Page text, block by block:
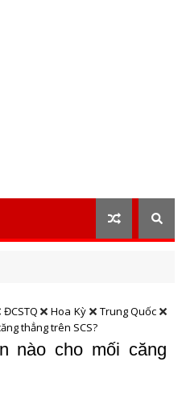
ĐCSTQ Hoa Kỳ
Trung Quốc
thẳng trên SCS?
nào cho mối căng